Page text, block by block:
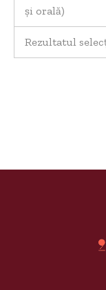
și orală)
Rezultatul